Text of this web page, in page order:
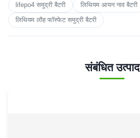
lifepo4 समुद्री बैटरी
लिथियम आयन नाव बैटरी
लिथियम लौह फॉस्फेट समुद्री बैटरी
संबंधित उत्पाद